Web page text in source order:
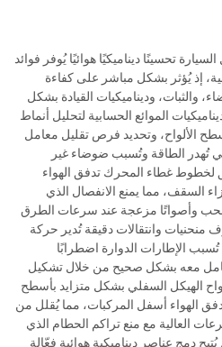
تحسينًا ديناميكيًا هوائيًا يُوفر فوائد
إذ يُؤثر بشكل مباشر على كفاءة
والثبات، وديناميكيات القيادة بشكل
الموائع الحسابية لتحليل أنماط
الألواح، وتحديد فرص تقليل معامل
تُهدر الطاقة وتُسبب ضوضاء غير
لخطوط غطاء المحرك تدفق الهواء
السقف، مما يمنع الانفصال الذي
وأصواتًا مزعجة عند سرعات الطرق
وانتقالات دقيقة تُدير حركة
الإطارات الدوارة اضطرابًا
التعامل معه بشكل صحيح من خلال تشكيل
الهيكل السفلي بشكل متزايد بأسطح
الهواء أسفل المركبات، مما يُقلل من
العالية مع منع تراكم الحطام الذي
دمج عناصر ديناميكية هوائية فعّالة